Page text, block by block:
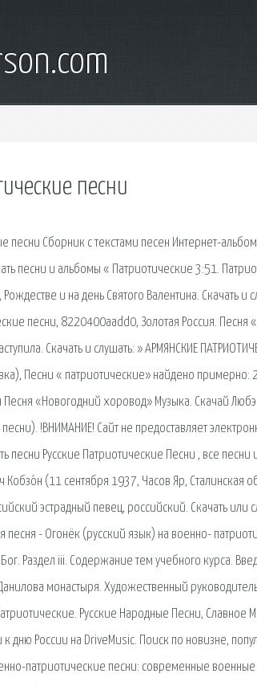
песни
песни Сборник с текстами песен Интepнет-
песни и альбомы « Патриотические 3:51.
и на день Святого Валентина. Скачать и
песни, 8220400aadd0, Золотая Россия. Песня
Скачать и слушать: » АРМЯНСКИЕ
Песни « патриотические» найдено примерно:
«Новогодний хоровод» Музыка. Скачай
!ВНИМАНИЕ! Сайт не предоставляет
песни Русские Патриотические Песни , все
(11 сентября 1937, Часов Яр, Сталинская
эстрадный певец, российский. Скачать или
песня - Огонёк (русский язык) на военно-
Раздел iii. Содержание тем учебного курса.
монастыря. Художественный
Русские Народные Песни,
дню России на DriveMusic. Поиск по новизне,
патриотические песни: современные